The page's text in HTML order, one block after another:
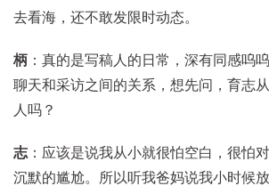
去看海，还不敢发限时动态。
柄 ：真的是写稿人的日常，深有同感呜
聊天和采访之间的关系，想先问，育志
人吗？
志 ：应该是说我从小就很怕空白，很怕
沉默的尴尬。所以听我爸妈说我小时候